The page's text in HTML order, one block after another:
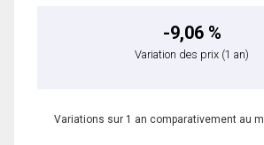
-9,06 %
Variation des prix (1 an)
Variations sur 1 an comparativement au